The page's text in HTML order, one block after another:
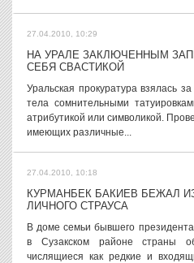
27.04.2010, 10:29
НА УРАЛЕ ЗАКЛЮЧЕННЫМ
СЕБЯ СВАСТИКОЙ
Уральская прокуратура взялась
тела сомнительными
атрибутикой или символикой.
имеющих различные...
27.04.2010, 10:18
КУРМАНБЕК БАКИЕВ БЕЖАЛ
ЛИЧНОГО СТРАУСА
В доме семьи бывшего
в Сузакском районе страны
числящиеся как редкие и